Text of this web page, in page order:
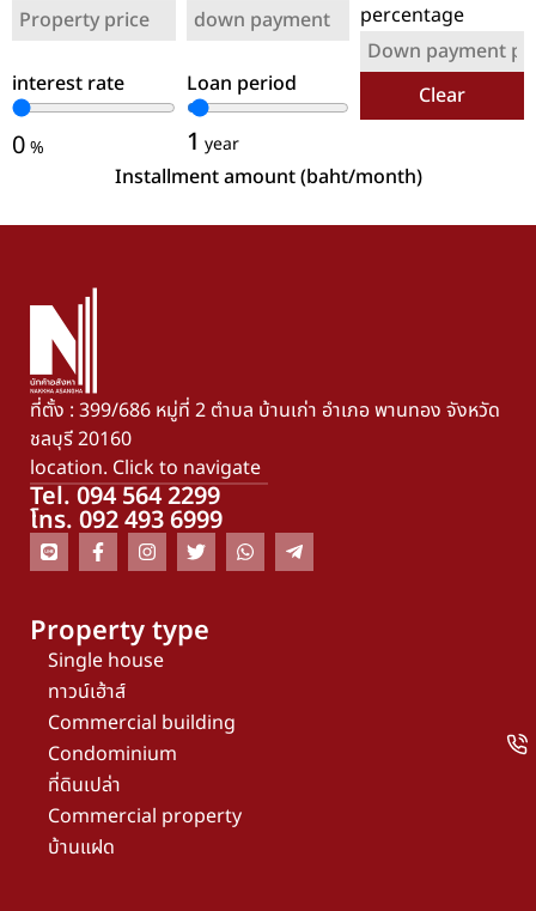
percentage
interest rate
0%
Loan period
1 year
Clear
Installment amount (baht/month)
ที่ตั้ง : 399/686 หมู่ที่ 2 ตำบล บ้านเก่า อำเภอ พานทอง จังหวัด
ชลบุรี 20160
location. Click to navigate
Tel. 094 564 2299
โทร. 092 493 6999
Property type
Single house
ทาวน์เฮ้าส์
Commercial building
Condominium
ที่ดินเปล่า
Commercial property
บ้านแฝด